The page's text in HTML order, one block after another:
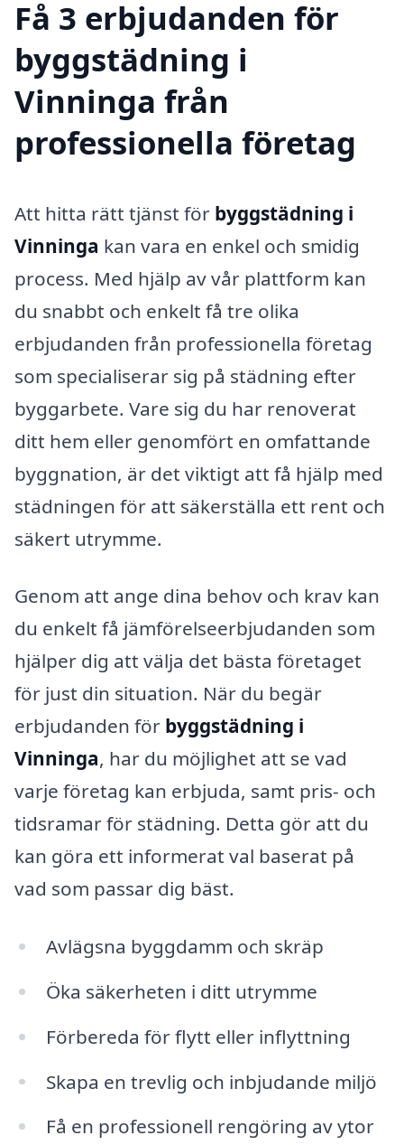
Få 3 erbjudanden för
byggstädning i
Vinninga från
professionella företag
Att hitta rätt tjänst för byggstädning i
Vinninga kan vara en enkel och smidig
process. Med hjälp av vår plattform kan
du snabbt och enkelt få tre olika
erbjudanden från professionella företag
som specialiserar sig på städning efter
byggarbete. Vare sig du har renoverat
ditt hem eller genomfört en omfattande
byggnation, är det viktigt att få hjälp med
städningen för att säkerställa ett rent och
säkert utrymme.
Genom att ange dina behov och krav kan
du enkelt få jämförelseerbjudanden som
hjälper dig att välja det bästa företaget
för just din situation. När du begär
erbjudanden för byggstädning i
Vinninga, har du möjlighet att se vad
varje företag kan erbjuda, samt pris- och
tidsramar för städning. Detta gör att du
kan göra ett informerat val baserat på
vad som passar dig bäst.
Avlägsna byggdamm och skräp
Öka säkerheten i ditt utrymme
Förbereda för flytt eller inflyttning
Skapa en trevlig och inbjudande miljö
Få en professionell rengöring av ytor